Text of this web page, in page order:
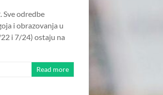
Sve odredbe
i obrazovanja u
i 7/24) ostaju na
Read more